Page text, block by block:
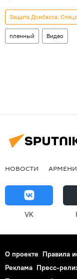
Защита Донбасса.
пленный Видео
НОВОСТИ
VK
О проекте Правила
Реклама Пресс-